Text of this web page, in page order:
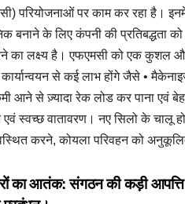
परियोजनाओं पर काम कर रहा है।
बनाने के लिए कंपनी की प्रतिबद्धता
का लक्ष्य है। एफएमसी को एक कुशल
कार्यान्वयन से कई लाभ होंगे जैसे •
आने से ज़्यादा रेक लोड कर पाना एवं
स्वच्छ वातावरण। नए सिलो के चालू
करने, कोयला परिवहन को
का आतंक: संगठन की कड़ी